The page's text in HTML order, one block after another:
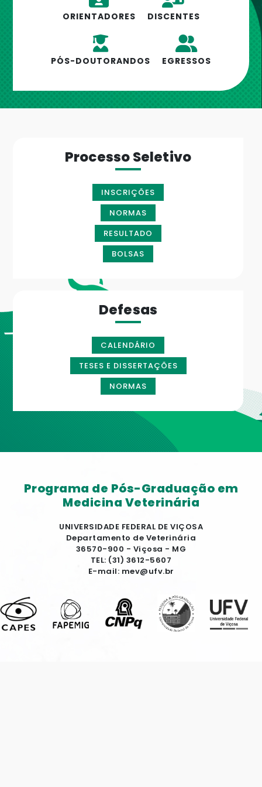
ORIENTADORES DISCENTES
PÓS-DOUTORANDOS EGRESSOS
Processo Seletivo
INSCRIÇÕES
NORMAS
RESULTADO
BOLSAS
Defesas
CALENDÁRIO
TESES E DISSERTAÇÕES
NORMAS
Programa de Pós-Graduação em
Medicina Veterinária
UNIVERSIDADE FEDERAL DE VIÇOSA
Departamento de Veterinária
36570-900 - Viçosa - MG
TEL: (31) 3612-5607
E-mail: mev@ufv.br